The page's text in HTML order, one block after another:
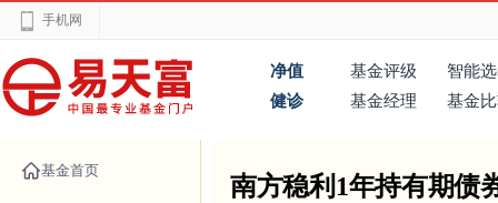
手机网
净值 基金评级
智能
健诊
基金经理 基金
基金首页
南方稳利1年持有期债